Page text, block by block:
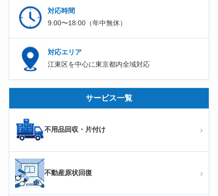
対応時間
9:00〜18:00（年中無休）
対応エリア
江東区を中心に東京都内全域対応
サービス一覧
不用品回収・片付け ›
不動産原状回復 ›